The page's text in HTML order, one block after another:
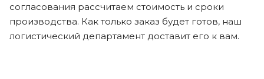
согласования рассчитаем стоимость и сроки
производства. Как только заказ будет готов, наш
логистический департамент доставит его к вам.